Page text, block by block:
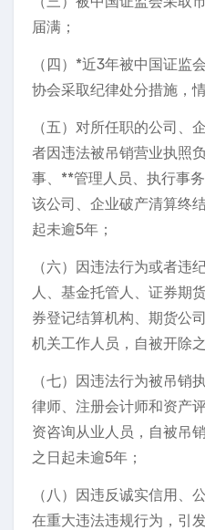
届满；
（四）*近3年被中国证监
协会采取纪律处分措施，
（五）对所任职的公司、
者因违法被吊销营业执照
事、**管理人员、执行事
该公司、企业破产清算终
起未逾5年；
（六）因违法行为或者违
人、基金托管人、证券期
券登记结算机构、期货公
机关工作人员，自被开除
（七）因违法行为被吊销
律师、注册会计师和资产
资咨询从业人员，自被吊
之日起未逾5年；
（八）因违反诚实信用、
在重大违法违规行为，引